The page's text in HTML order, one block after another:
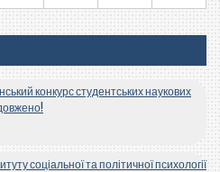
конкурс студентських наукових
соціальної та політичної психології